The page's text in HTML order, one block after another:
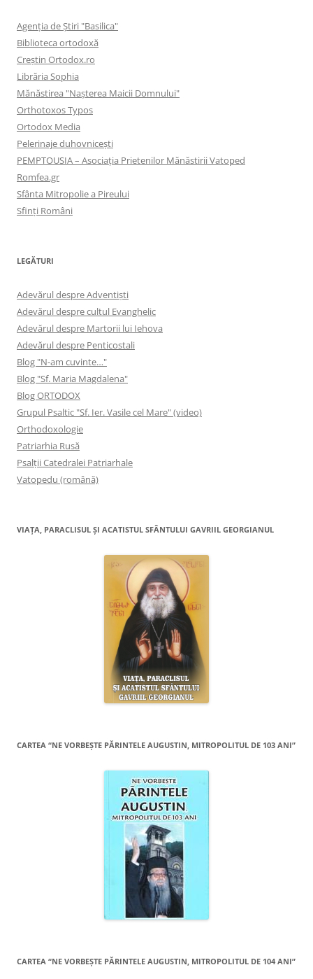
Agenţia de Ştiri "Basilica"
Biblioteca ortodoxă
Creştin Ortodox.ro
Librăria Sophia
Mănăstirea "Naşterea Maicii Domnului"
Orthotoxos Typos
Ortodox Media
Pelerinaje duhovnicești
PEMPTOUSIA – Asociația Prietenilor Mănăstirii Vatoped
Romfea.gr
Sfânta Mitropolie a Pireului
Sfinţi Români
LEGĂTURI
Adevărul despre Adventişti
Adevărul despre cultul Evanghelic
Adevărul despre Martorii lui Iehova
Adevărul despre Penticostali
Blog "N-am cuvinte…"
Blog "Sf. Maria Magdalena"
Blog ORTODOX
Grupul Psaltic "Sf. Ier. Vasile cel Mare" (video)
Orthodoxologie
Patriarhia Rusă
Psalţii Catedralei Patriarhale
Vatopedu (română)
VIAŢA, PARACLISUL ŞI ACATISTUL SFÂNTULUI GAVRIIL GEORGIANUL
CARTEA “NE VORBEŞTE PĂRINTELE AUGUSTIN, MITROPOLITUL DE 103 ANI”
CARTEA “NE VORBEŞTE PĂRINTELE AUGUSTIN, MITROPOLITUL DE 104 ANI”